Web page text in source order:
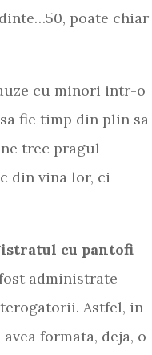
poate chiar
cu minori intr-o
fie timp din plin sa
ne trec pragul
din vina lor, ci
cu pantofi
administrate
Astfel, in
formata, deja, o